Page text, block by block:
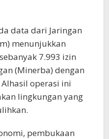
data dari Jaringan
menunjukkan
7.993 izin
(Minerba) dengan
operasi ini
lingkungan yang
pembukaan